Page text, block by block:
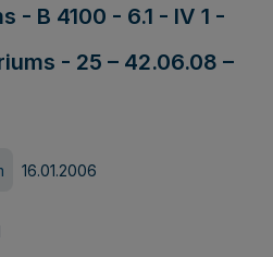
- B 4100 - 6.1 - IV 1 -
- 25 – 42.06.08 –
16.01.2006